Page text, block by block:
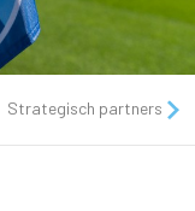
Strategisch partners